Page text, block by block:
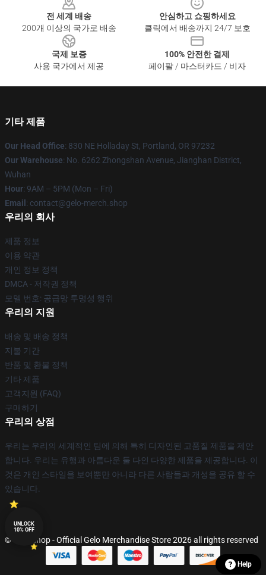
전 세계 배송
200개 이상의 국가로 배송
안심하고 쇼핑하세요
클릭에서 배송까지 24/7 보호
국제 보증
사용 국가에서 제공
100% 안전한 결제
페이팔 / 마스터카드 / 비자
기타 제품
Our Head Office: 830 NE Holladay St, Portland, OR 97232
Our Warehouse: No. 6262 Zhongshan Avenue, Jianghan District,
Wuhan
Hour: 9AM – 5PM (Mon – Fri)
Email : contact@gelo-merch.shop
우리의 회사
제품 정보
이용 약관
개인 정보 정책
DMCA - 저작권 정책
모델 번호: 공급망 투명성 행위
우리의 지원
배송 및 배송 정책
지불 기간
반품 및 환불 정책
기타 제품
고객지원 (FAQ)
구매하기
우리의 상점
우리는 우리의 세계적인 팀에 의해 특히 디자인된 고품질 제품을 제안
합니다. 우리는 유행과 아름다운 둘 다인 다양한 제품을 제공합니다. 이
것은 개인 스타일을 보여뿐만 아니라 다른 사람들과 개성을 공유 할 수
있습니다.
© Gelo Shop - Official Gelo Merchandise Store 2026 all rights reserved
Help
UNLOCK
10% OFF